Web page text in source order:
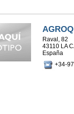
Raval, 82
43110 LA
España
+34-